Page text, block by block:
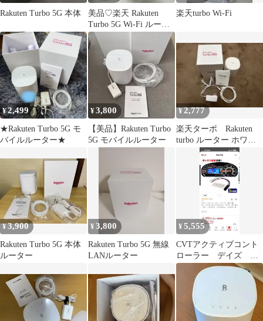
Rakuten Turbo 5G 本体
美品♡楽天 Rakuten
Turbo 5G Wi-Fi ルータ
ー♡
楽天turbo Wi-Fi
¥2,499
★Rakuten Turbo 5G モ
バイルルーター★
¥3,800
【美品】Rakuten Turbo
5G モバイルルーター
¥2,777
楽天ターボ Rakuten
turbo ルーター ホワイ
¥3,900
Rakuten Turbo 5G 本体
ルーター
¥3,800
Rakuten Turbo 5G 無線
LANルーター
¥5,555
CVTアクティブコント
ローラー デイズ ル
ークス 新品未使用